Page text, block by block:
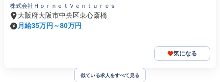
株式会社ＨｏｒｎｅｔＶｅｎｔｕｒｅｓ
大阪府大阪市中央区東心斎橋
月給35万円～80万円
気になる
似ている求人をすべて見る